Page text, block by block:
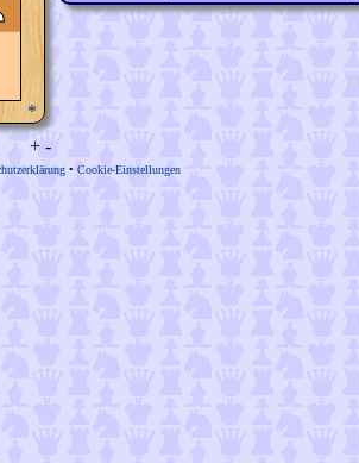
*
+ -
• Cookie-Einstellungen